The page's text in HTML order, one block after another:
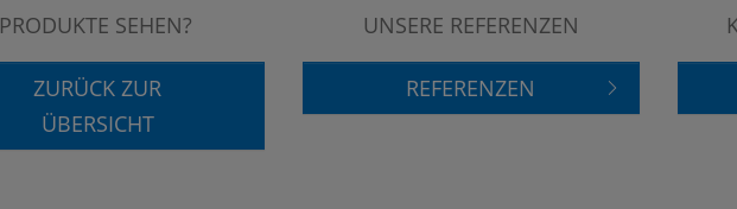
PRODUKTE SEHEN?
ZURÜCK ZUR
ÜBERSICHT
UNSERE REFERENZEN
REFERENZEN